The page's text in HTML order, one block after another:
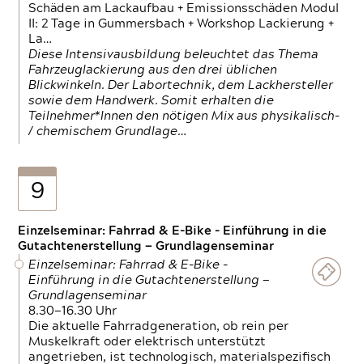
Schäden am Lackaufbau + Emissionsschäden Modul
II: 2 Tage in Gummersbach + Workshop Lackierung +
La…
Diese Intensivausbildung beleuchtet das Thema
Fahrzeuglackierung aus den drei üblichen
Blickwinkeln. Der Labortechnik, dem Lackhersteller
sowie dem Handwerk. Somit erhalten die
Teilnehmer*Innen den nötigen Mix aus physikalisch-
/ chemischem Grundlage…
9
Einzelseminar: Fahrrad & E-Bike - Einführung in die
Gutachtenerstellung — Grundlagenseminar
Einzelseminar: Fahrrad & E-Bike -
Einführung in die Gutachtenerstellung —
Grundlagenseminar
8.30—16.30 Uhr
Die aktuelle Fahrradgeneration, ob rein per
Muskelkraft oder elektrisch unterstützt
angetrieben, ist technologisch, materialspezifisch